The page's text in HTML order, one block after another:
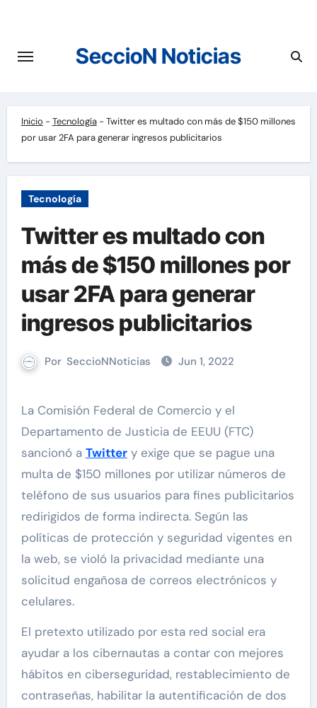
contenido
SeccioN Noticias
Inicio - Tecnología- Twitter es multado con más de $150 millones
por usar 2FA para generar ingresos publicitarios
Tecnología
Twitter es multado con
más de $150 millones por
usar 2FA para generar
ingresos publicitarios
Por SeccioNNoticias Jun 1, 2022
La Comisión Federal de Comercio y el
Departamento de Justicia de EEUU (FTC)
sancionó a Twittery exige que se pague una
multa de $150 millones por utilizar números de
teléfono de sus usuarios para fines publicitarios
redirigidos de forma indirecta. Según las
políticas de protección y seguridad vigentes en
la web, se violó la privacidad mediante una
solicitud engañosa de correos electrónicos y
celulares.
El pretexto utilizado por esta red social era
ayudar a los cibernautas a contar con mejores
hábitos en ciberseguridad, restablecimiento de
contraseñas, habilitar la autentificación de dos